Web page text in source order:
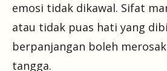
emosi tidak dikawal. Sifat
atau tidak puas hati yang
berpanjangan boleh
tangga.